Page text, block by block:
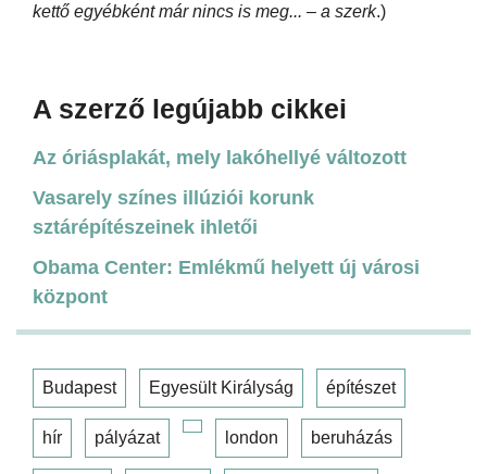
kettő egyébként már nincs is meg... – a szerk.)
A szerző legújabb cikkei
Az óriásplakát, mely lakóhellyé változott
Vasarely színes illúziói korunk
sztárépítészeinek ihletői
Obama Center: Emlékmű helyett új városi
központ
Budapest Egyesült Királyság építészet
hír pályázat london beruházás